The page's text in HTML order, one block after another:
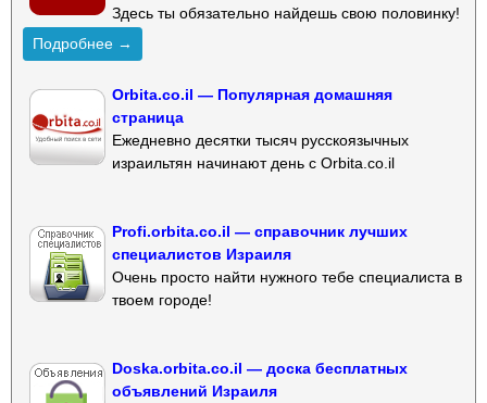
Здесь ты обязательно найдешь свою половинку!
Подробнее →
Orbita.co.il — Популярная домашняя
страница
Ежедневно десятки тысяч русскоязычных
израильтян начинают день с Orbita.co.il
Profi.orbita.co.il — справочник лучших
специалистов Израиля
Очень просто найти нужного тебе специалиста в
твоем городе!
Doska.orbita.co.il — доска бесплатных
объявлений Израиля